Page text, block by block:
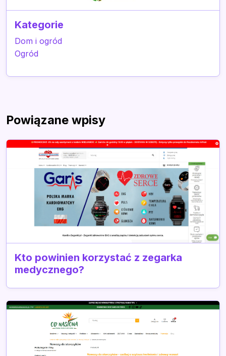
Kategorie
Dom i ogród
Ogród
Powiązane wpisy
Kto powinien korzystać z zegarka
medycznego?